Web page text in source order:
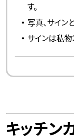
す。
写真、サイン
サインは私物
キッチン